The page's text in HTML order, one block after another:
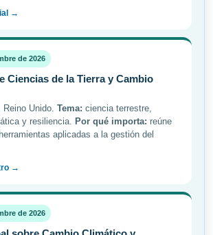
→
de 2026
Ciencias de la Tierra y Cambio
Reino Unido. Tema: ciencia terrestre,
y resiliencia. Por qué importa: reúne
aplicadas a la gestión del
→
de 2026